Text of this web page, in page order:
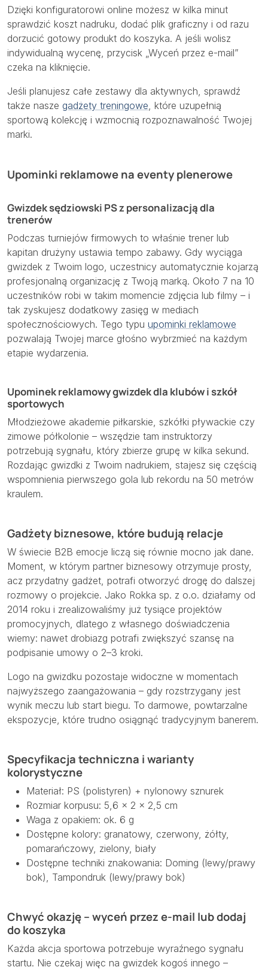
Dzięki konfiguratorowi online możesz w kilka minut
sprawdzić koszt nadruku, dodać plik graficzny i od razu
dorzucić gotowy produkt do koszyka. A jeśli wolisz
indywidualną wycenę, przycisk „Wyceń przez e-mail”
czeka na kliknięcie.
Jeśli planujesz całe zestawy dla aktywnych, sprawdź
także nasze gadżety treningowe, które uzupełnią
sportową kolekcję i wzmocnią rozpoznawalność Twojej
marki.
Upominki reklamowe na eventy plenerowe
Gwizdek sędziowski PS z personalizacją dla
trenerów
Podczas turniejów firmowych to właśnie trener lub
kapitan drużyny ustawia tempo zabawy. Gdy wyciąga
gwizdek z Twoim logo, uczestnicy automatycznie kojarzą
profesjonalną organizację z Twoją marką. Około 7 na 10
uczestników robi w takim momencie zdjęcia lub filmy – i
tak zyskujesz dodatkowy zasięg w mediach
społecznościowych. Tego typu upominki reklamowe
pozwalają Twojej marce głośno wybrzmieć na każdym
etapie wydarzenia.
Upominek reklamowy gwizdek dla klubów i szkół
sportowych
Młodzieżowe akademie piłkarskie, szkółki pływackie czy
zimowe półkolonie – wszędzie tam instruktorzy
potrzebują sygnału, który zbierze grupę w kilka sekund.
Rozdając gwizdki z Twoim nadrukiem, stajesz się częścią
wspomnienia pierwszego gola lub rekordu na 50 metrów
kraulem.
Gadżety biznesowe, które budują relacje
W świecie B2B emocje liczą się równie mocno jak dane.
Moment, w którym partner biznesowy otrzymuje prosty,
acz przydatny gadżet, potrafi otworzyć drogę do dalszej
rozmowy o projekcie. Jako Rokka sp. z o.o. działamy od
2014 roku i zrealizowaliśmy już tysiące projektów
promocyjnych, dlatego z własnego doświadczenia
wiemy: nawet drobiazg potrafi zwiększyć szansę na
podpisanie umowy o 2–3 kroki.
Logo na gwizdku pozostaje widoczne w momentach
najwyższego zaangażowania – gdy rozstrzygany jest
wynik meczu lub start biegu. To darmowe, powtarzalne
ekspozycje, które trudno osiągnąć tradycyjnym banerem.
Specyfikacja techniczna i warianty
kolorystyczne
Materiał: PS (polistyren) + nylonowy sznurek
Rozmiar korpusu: 5,6 × 2 × 2,5 cm
Waga z opakiem: ok. 6 g
Dostępne kolory: granatowy, czerwony, żółty,
pomarańczowy, zielony, biały
Dostępne techniki znakowania: Doming (lewy/prawy
bok), Tampondruk (lewy/prawy bok)
Chwyć okazję – wyceń przez e-mail lub dodaj
do koszyka
Każda akcja sportowa potrzebuje wyraźnego sygnału
startu. Nie czekaj więc na gwizdek kogoś innego –